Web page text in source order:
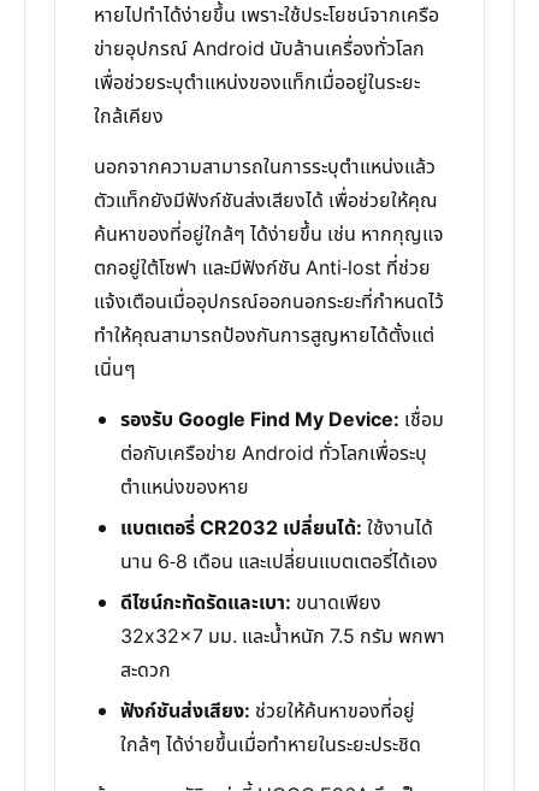
หายไปทำได้ง่ายขึ้น เพราะใช้ประโยชน์จากเครือ
ข่ายอุปกรณ์ Android นับล้านเครื่องทั่วโลก
เพื่อช่วยระบุตำแหน่งของแท็กเมื่ออยู่ในระยะ
ใกล้เคียง
นอกจากความสามารถในการระบุตำแหน่งแล้ว
ตัวแท็กยังมีฟังก์ชันส่งเสียงได้ เพื่อช่วยให้คุณ
ค้นหาของที่อยู่ใกล้ๆ ได้ง่ายขึ้น เช่น หากกุญแจ
ตกอยู่ใต้โซฟา และมีฟังก์ชัน Anti-lost ที่ช่วย
แจ้งเตือนเมื่ออุปกรณ์ออกนอกระยะที่กำหนดไว้
ทำให้คุณสามารถป้องกันการสูญหายได้ตั้งแต่
เนิ่นๆ
รองรับ Google Find My Device: เชื่อม
ต่อกับเครือข่าย Android ทั่วโลกเพื่อระบุ
ตำแหน่งของหาย
แบตเตอรี่ CR2032 เปลี่ยนได้: ใช้งานได้
นาน 6-8 เดือน และเปลี่ยนแบตเตอรี่ได้เอง
ดีไซน์กะทัดรัดและเบา: ขนาดเพียง
32x32x7 มม. และน้ำหนัก 7.5 กรัม พกพา
สะดวก
ฟังก์ชันส่งเสียง: ช่วยให้ค้นหาของที่อยู่
ใกล้ๆ ได้ง่ายขึ้นเมื่อทำหายในระยะประชิด